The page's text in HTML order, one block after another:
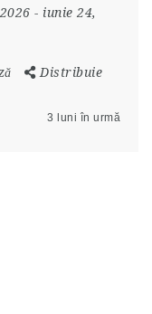
- iunie 24,
Distribuie
3 luni în urmă